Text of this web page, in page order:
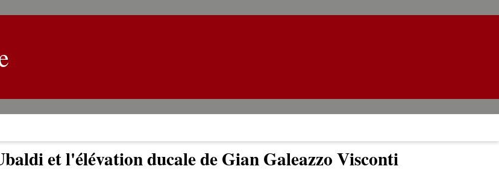
et l'élévation ducale de Gian Galeazzo Visconti